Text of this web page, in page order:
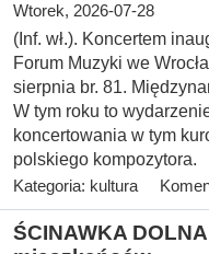
Wtorek, 2026-07-28
(Inf. wł.). Koncertem
Forum Muzyki we
sierpnia br. 81.
W tym roku to
koncertowania w tym
polskiego kompozytora.
Kategoria: kultura
ŚCINAWKA